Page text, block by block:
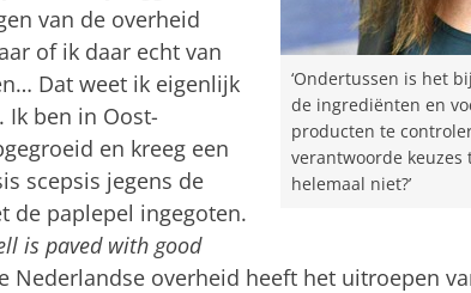
‘Ondertussen is het
de ingrediënten en
producten te
verantwoorde keuzes
helemaal niet?’
van de overheid
of ik daar echt van
Dat weet ik eigenlijk
Ik ben in Oost-
en kreeg een
scepsis jegens de
de paplepel ingegoten.
is paved with good
Nederlandse overheid heeft het uitroepen